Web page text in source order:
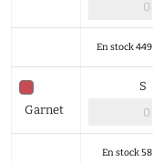
En stock 449
Garnet
S
En stock 58